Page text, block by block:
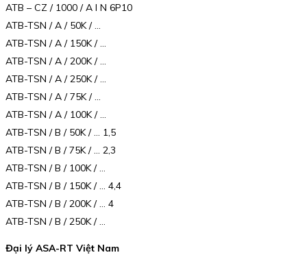
ATB – CZ / 1000 / A I N 6P10
ATB-TSN / A / 50K / …
ATB-TSN / A / 150K / …
ATB-TSN / A / 200K / …
ATB-TSN / A / 250K / …
ATB-TSN / A / 75K / …
ATB-TSN / A / 100K / …
ATB-TSN / B / 50K / … 1,5
ATB-TSN / B / 75K / … 2,3
ATB-TSN / B / 100K / …
ATB-TSN / B / 150K / … 4,4
ATB-TSN / B / 200K / … 4
ATB-TSN / B / 250K / …
Đại lý ASA-RT Việt Nam